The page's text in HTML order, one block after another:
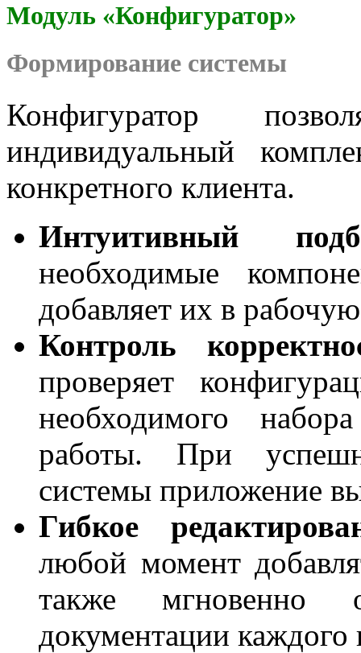
Модуль «Конфигуратор»
Формирование системы
Конфигуратор
индивидуальный
конкретного клиента.
Интуитивный
необходимые
добавляет их в
Контроль
проверяет
необходимого
работы. При
системы приложение
Гибкое
любой момент
также мгновенно
документации каждого